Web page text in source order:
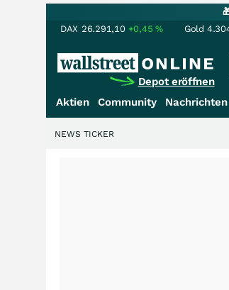
DAX 26.291,10 +0,45% Gold
Depot eröffnen
Aktien Community Nachrichten
NEWS TICKER